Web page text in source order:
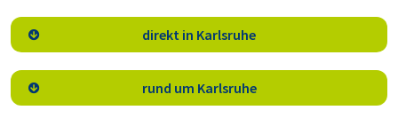
 direkt in Karlsruhe
 rund um Karlsruhe